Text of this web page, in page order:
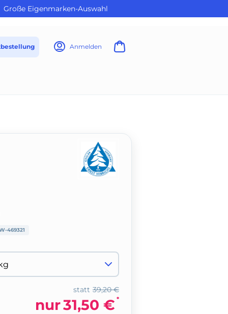
Große Eigenmarken-Auswahl
Anmelden
469321
39,20 €
statt
nur31,50 € *